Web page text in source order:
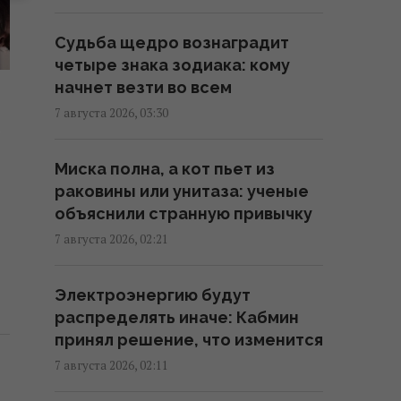
металла, - археологи
02:26 пятница, 07 августа 2026
сотрудничество с Китаем и РФ,
– Bloomberg
02:05 пятница, 07 августа 2026
автомобиле: назван простой
предмет в салоне, который
может помочь
01:23 пятница, 07 августа 2026
Судьба щедро вознаградит
четыре знака зодиака: кому
начнет везти во всем
7 августа 2026, 03:30
Миска полна, а кот пьет из
раковины или унитаза: ученые
объяснили странную привычку
7 августа 2026, 02:21
Электроэнергию будут
распределять иначе: Кабмин
принял решение, что изменится
7 августа 2026, 02:11